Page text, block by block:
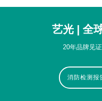
艺光 | 全
20年品牌见
消防检测报